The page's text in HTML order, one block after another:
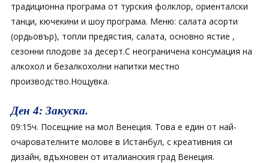
традиционна програма от турския фолклор, ориенталски
танци, кючекини и шоу програма. Меню: салата асорти
(ордьовър), топли предястия, салата, основно ястие ,
сезонни плодове за десерт.С неограничена консумация на
алкохол и безалкохолни напитки местно
производство.Нощувка.
Ден 4: Закуска.
09:15ч. Посещние на мол Венеция. Това е един от най-
очарователните молове в Истанбул, с креативния си
дизайн, вдъхновен от италианския град Венеция.